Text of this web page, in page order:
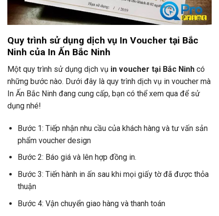
Quy trình sử dụng dịch vụ In Voucher tại Bắc
Ninh của In Ấn Bắc Ninh
Một quy trình sử dụng dịch vụ in voucher tại Bắc Ninh có
những bước nào. Dưới đây là quy trình dịch vụ in voucher mà
In Ấn Bắc Ninh đang cung cấp, bạn có thể xem qua để sử
dụng nhé!
Bước 1: Tiếp nhận nhu cầu của khách hàng và tư vấn sản
phẩm voucher design
Bước 2: Báo giá và lên hợp đồng in.
Bước 3: Tiến hành in ấn sau khi mọi giấy tờ đã được thỏa
thuận
Bước 4: Vận chuyển giao hàng và thanh toán